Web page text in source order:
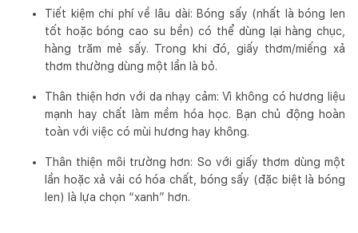
Tiết kiệm chi phí về lâu dài: Bóng sấy (nhất là bóng len
tốt hoặc bóng cao su bền) có thể dùng lại hàng chục,
hàng trăm mẻ sấy. Trong khi đó, giấy thơm/miếng xả
thơm thường dùng một lần là bỏ.
Thân thiện hơn với da nhạy cảm: Vì không có hương liệu
mạnh hay chất làm mềm hóa học. Bạn chủ động hoàn
toàn với việc có mùi hương hay không.
Thân thiện môi trường hơn: So với giấy thơm dùng một
lần hoặc xả vải có hóa chất, bóng sấy (đặc biệt là bóng
len) là lựa chọn “xanh” hơn.